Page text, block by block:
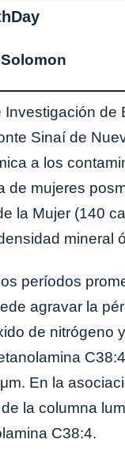
de
Sinaí de
a los
de mujeres
la Mujer (140
mineral
períodos
agravar la
de nitrógeno
En la
la columna
C38:4.